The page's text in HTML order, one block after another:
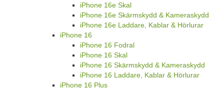
iPhone 16e Skal
iPhone 16e Skärmskydd & Kameraskydd
iPhone 16e Laddare, Kablar & Hörlurar
iPhone 16
iPhone 16 Fodral
iPhone 16 Skal
iPhone 16 Skärmskydd & Kameraskydd
iPhone 16 Laddare, Kablar & Hörlurar
iPhone 16 Plus